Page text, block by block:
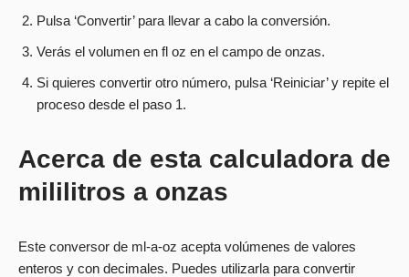
Pulsa ‘Convertir’ para llevar a cabo la conversión.
Verás el volumen en fl oz en el campo de onzas.
Si quieres convertir otro número, pulsa ‘Reiniciar’ y repite el
proceso desde el paso 1.
Acerca de esta calculadora de
mililitros a onzas
Este conversor de ml-a-oz acepta volúmenes de valores
enteros y con decimales. Puedes utilizarla para convertir